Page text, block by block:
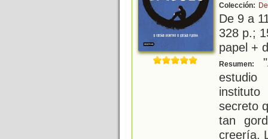
Colección:
De 9 a
328 p.;
papel +
Resumen:
secreto
tan
creería.